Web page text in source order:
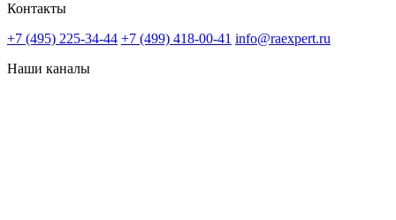
Контакты
+7 (495) 225-34-44 +7 (499) 418-00-41 info@raexpert.ru
Наши каналы